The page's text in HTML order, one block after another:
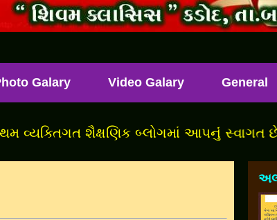
Galary Video Galary General
શૈક્ષણિક બ્લોગમાં આપનુંં સ્વાગત છે.